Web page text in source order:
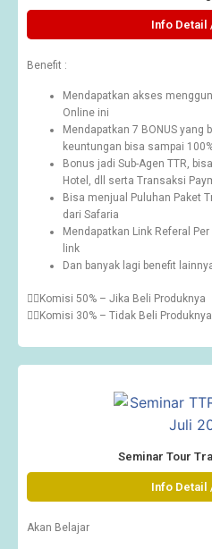
Info Detail
Benefit :
Mendapatkan akses
Online ini
Mendapatkan 7 BONUS
keuntungan bisa sampai
Bonus jadi Sub-Agen TTR,
Hotel, dll serta Transaksi
Bisa menjual Puluhan Paket
dari Safaria
Mendapatkan Link Referal
link
Dan banyak lagi benefit
👉🏽Komisi 50% – Jika Beli Produknya
👉🏽Komisi 30% – Tidak Beli Produknya
Seminar Tour
Info Detail
Akan Belajar